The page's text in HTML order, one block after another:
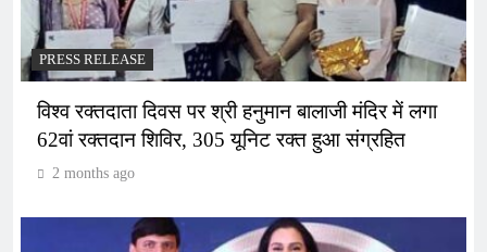
PRESS RELEASE
विश्व रक्तदाता दिवस पर श्री हनुमान बालाजी मंदिर में लगा
62वां रक्तदान शिविर, 305 यूनिट रक्त हुआ संग्रहित
2 months ago